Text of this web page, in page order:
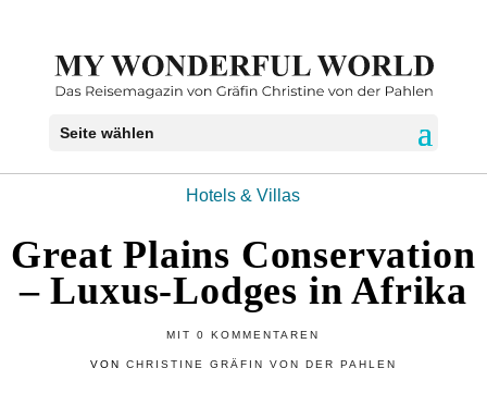
Seite wählen
Hotels & Villas
Great Plains Conservation
– Luxus-Lodges in Afrika
MIT0 KOMMENTAREN
VON CHRISTINE GRÄFIN VON DER PAHLEN